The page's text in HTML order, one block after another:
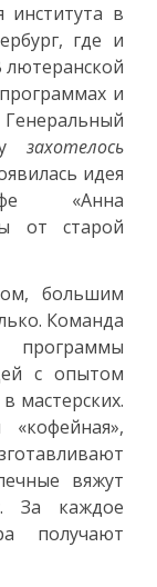
института в
где и
и
захотелось
идея
«Анна
от старой
большим
Команда
программы
с опытом
мастерских.
вяжут
За каждое
получают